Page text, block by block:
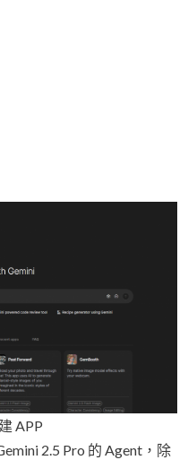
APP
2.5 Pro 的 Agent，除